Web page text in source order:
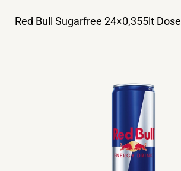
Red Bull Sugarfree 24×0,355lt Dose